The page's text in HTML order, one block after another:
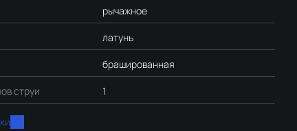
рычажное
латунь
брашированная
струи 1